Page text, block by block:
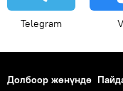
Telegram
Долбоор жөнүндө